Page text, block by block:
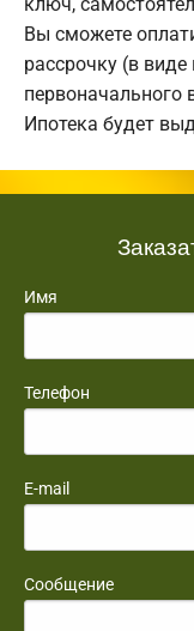
ключ,
Вы сможете
рассрочку (в
первоначального
Ипотека будет
Имя
Телефон
E-mail
Сообщение